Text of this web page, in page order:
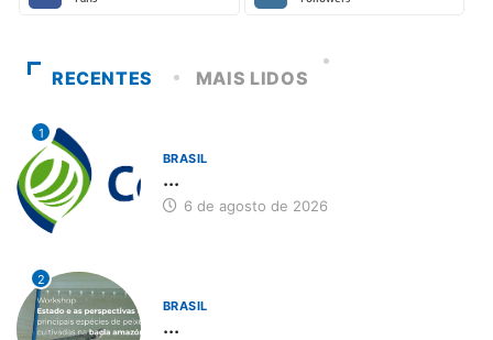
RECENTES MAIS LIDOS
1
BRASIL
...
6 de agosto de 2026
2
BRASIL
...